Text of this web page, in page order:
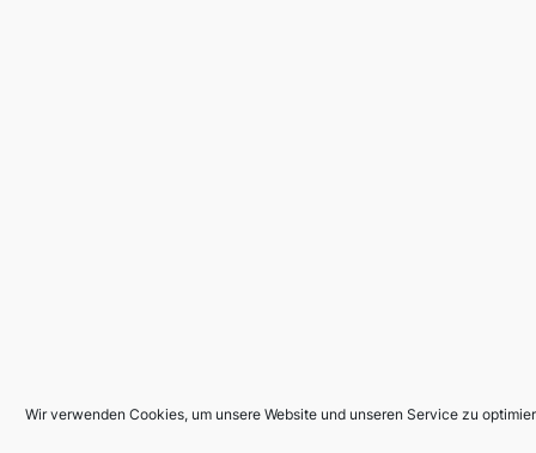
Wir verwenden Cookies, um unsere Website und unseren Service zu